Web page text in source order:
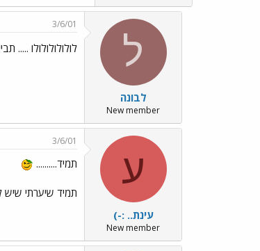
ל
לבונה
New member
3/6/01
לולולולולולו .....
ע
עינת.. :-)
New member
3/6/01
תמיד..........
תמיד שיערתי שיש